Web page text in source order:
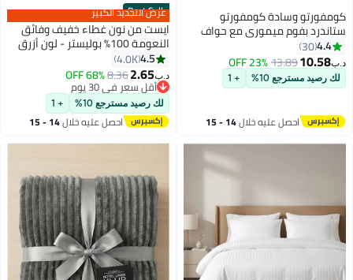
كومفورتو وسادة كومفورتو
ستاندرد بفوم ميموري مع حواف
ذهبية 60×40×13 سم
4.4
30
د.ب‏10.58
13.89
23% OFF
لك رصيد مسترجع 10% + 1
احصل عليه خلال 14 - 15
Best Seller
عرض التجديد الكبير
ايست من نون غطاء خفيف وفائق
النعومة 100% بوليستر - لون أزرق
150 x 200سم4.5
4.0K
د.ب‏2.65
8.36
68% OFF
#3 في بطانيات السرير
أقل سعر في 30 يوم
#3 في بطانيات السرير
لك رصيد مسترجع 10% + 1
احصل عليه خلال 14 - 15